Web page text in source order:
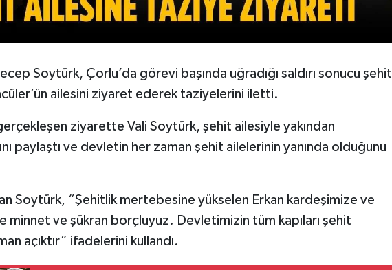
Soytürk, Çorlu’da görevi başında uğradığı saldırı sonucu şehit
ailesini ziyaret ederek taziyelerini iletti.
ziyarette Vali Soytürk, şehit ailesiyle yakından
paylaştı ve devletin her zaman şehit ailelerinin yanında olduğunu
Soytürk, “Şehitlik mertebesine yükselen Erkan kardeşimize ve
minnet ve şükran borçluyuz. Devletimizin tüm kapıları şehit
açıktır” ifadelerini kullandı.